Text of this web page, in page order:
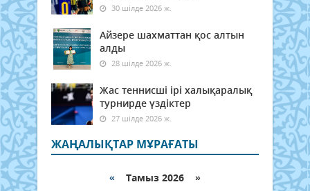
30 шілде 2026 ж.
Айзере шахматтан қос алтын
алды
28 шілде 2026 ж.
Жас теннисші ірі халықаралық
турнирде үздіктер
27 шілде 2026 ж.
ЖАҢАЛЫҚТАР МҰРАҒАТЫ
« Тамыз 2026 »